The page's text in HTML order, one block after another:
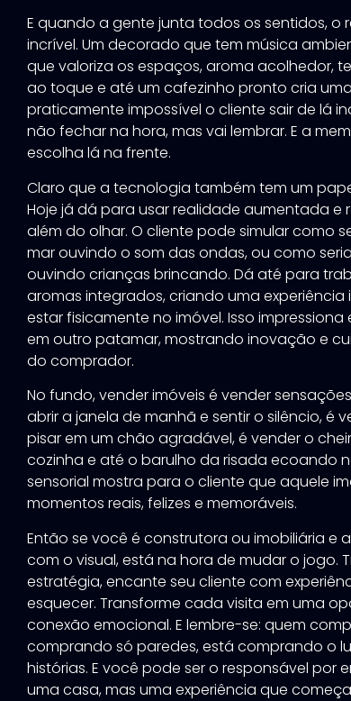
E quando a gente junta todos os sentidos, o
incrível. Um decorado que tem música
que valoriza os espaços, aroma acolhedor,
ao toque e até um cafezinho pronto cria uma
praticamente impossível o cliente sair de lá
não fechar na hora, mas vai lembrar. E a
escolha lá na frente.
Claro que a tecnologia também tem um
Hoje já dá para usar realidade aumentada e
além do olhar. O cliente pode simular como
mar ouvindo o som das ondas, ou como
ouvindo crianças brincando. Dá até para
aromas integrados, criando uma experiência
estar fisicamente no imóvel. Isso
em outro patamar, mostrando inovação e
do comprador.
No fundo, vender imóveis é vender
abrir a janela de manhã e sentir o silêncio, é
pisar em um chão agradável, é vender o
cozinha e até o barulho da risada ecoando
sensorial mostra para o cliente que aquele
momentos reais, felizes e memoráveis.
Então se você é construtora ou imobiliária e
com o visual, está na hora de mudar o jogo.
estratégia, encante seu cliente com
esquecer. Transforme cada visita em uma
conexão emocional. E lembre-se: quem
comprando só paredes, está comprando o
histórias. E você pode ser o responsável por
uma casa, mas uma experiência que